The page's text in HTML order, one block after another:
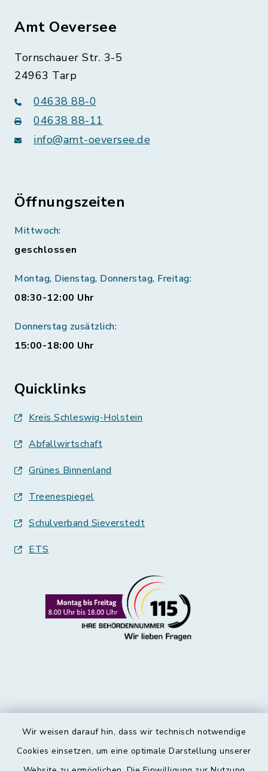
Wir weisen darauf hin, dass wir technisch notwendige
Cookies einsetzen, um eine optimale Darstellung unserer
Amt Oeversee
Tornschauer Str. 3-5
24963 Tarp
04638 88-0
04638 88-11
info@amt-oeversee.de
Öffnungszeiten
Mittwoch:
geschlossen
Montag, Dienstag, Donnerstag, Freitag:
08:30-12:00 Uhr
Donnerstag zusätzlich:
15:00-18:00 Uhr
Quicklinks
Kreis Schleswig-Holstein
Abfallwirtschaft
Grünes Binnenland
Treenespiegel
Schulverband Sieverstedt
ETS
Kontakt